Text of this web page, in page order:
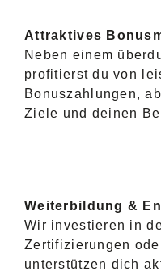
Attraktives
Neben einem
profitierst du von
Bonuszahlungen,
Ziele und deinen
Weiterbildung &
Wir investieren in
Zertifizierungen
unterstützen dich